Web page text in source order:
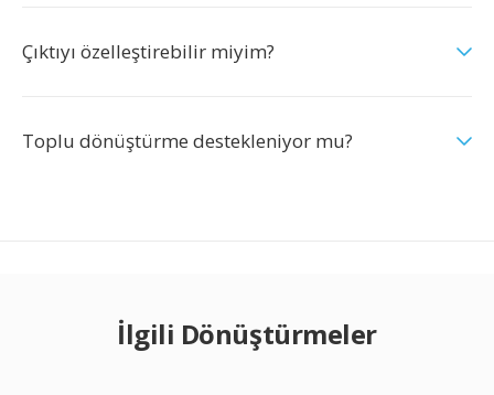
Çıktıyı özelleştirebilir miyim?
Toplu dönüştürme destekleniyor mu?
İlgili Dönüştürmeler